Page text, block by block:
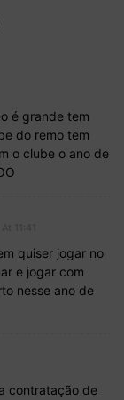
é grande tem
do remo tem
o clube o ano de
quiser jogar no
e jogar com
nesse ano de
contratação de